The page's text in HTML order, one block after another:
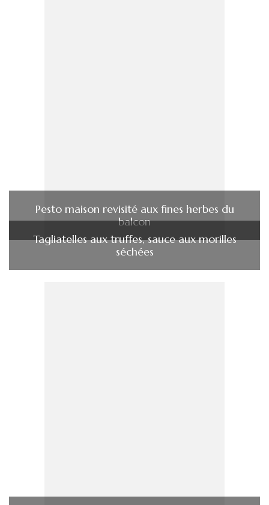
Pesto maison revisité aux fines herbes du
balcon
Tagliatelles aux truffes, sauce aux morilles
séchées